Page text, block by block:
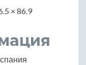
× 86.9